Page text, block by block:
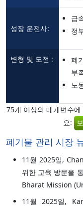
성장 운전사:
급
정
변형 및 도전 :
폐
부
노
75개 이상의 매개변수
요:
폐기물 관리 시장
11월 2025일,
위한 교육 방문을
Bharat Mission
11월 2025일,